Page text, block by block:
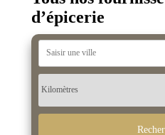
d’épicerie